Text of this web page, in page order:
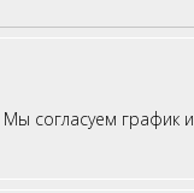
согласуем график и